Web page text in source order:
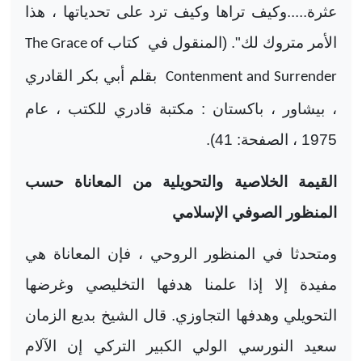
عثرة.....وكيف تراها وكيف ترد على تحدياتها ، هذا
الأمر متروك لك". (المنقول في كتاب The Grace of
Contenment and Surrender
بقلم أبي بكر القادري
، بيشاور ، باكستان : مكتبة قادري للكتب ، عام
1975 ، الصفحة: 41).
القيمة الخلاصية والتحويلية من المعاناة حسب
المنظور الصوفي الإسلامي
ومتحدثا في المنظور الروحي ، فإن المعاناة هي
مفيدة إلا إذا علمنا هدفها التخليصي وغرضها
التحويلي وهدفها التجاوزي. قال الشيخ بديع الزمان
سعيد النورسي الولي الكبير التركي إن الآلام